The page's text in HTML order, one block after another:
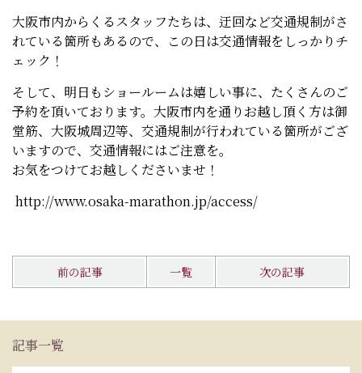
大阪市内からくるスタッフたちは、 迂回など交通規制がさ
れている箇所もあるので、
この日は交通情報をしっかりチ
ェック！
そして、明日もショールームは嬉しい事に、たくさんのご
予約を頂いております。大阪市内を通りお越し頂く方は御
堂筋、大阪城周辺等、交通規制が行われている箇所がござ
いますので、交通情報にはご注意を。
お気をつけてお越しくださいませ！
http://www.osaka-marathon.jp/access/
前の記事 一覧 次の記事
記事一覧